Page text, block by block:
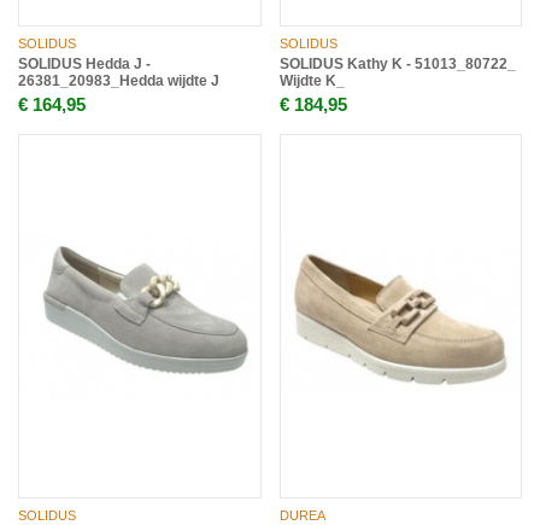
SOLIDUS
SOLIDUS Hedda J -
26381_20983_Hedda wijdte J
€ 164,95
SOLIDUS
SOLIDUS Kathy K - 51013_80722_
Wijdte K_
€ 184,95
SOLIDUS DUREA